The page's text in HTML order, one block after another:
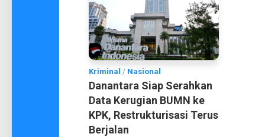
Kriminal / Nasional
Danantara Siap Serahkan
Data Kerugian BUMN ke
KPK, Restrukturisasi Terus
Berjalan